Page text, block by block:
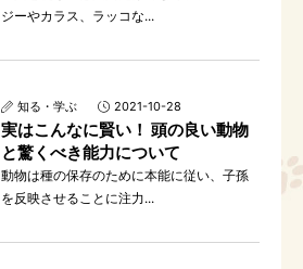
ジーやカラス、ラッコな...
知る・学ぶ 2021-10-28
実はこんなに賢い！ 頭の良い動物
と驚くべき能力について
動物は種の保存のために本能に従い、子孫
を反映させることに注力...